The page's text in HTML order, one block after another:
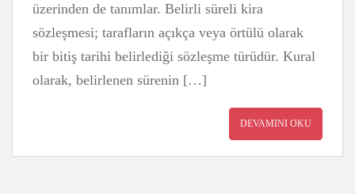
üzerinden de tanımlar. Belirli süreli kira
sözleşmesi; tarafların açıkça veya örtülü olarak
bir bitiş tarihi belirlediği sözleşme türüdür. Kural
olarak, belirlenen sürenin […]
DEVAMINI OKU